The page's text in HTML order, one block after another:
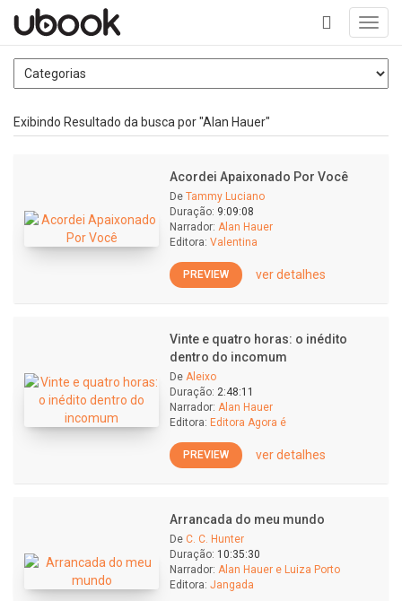
+
Exibindo Resultado da busca por "Alan Hauer"
Acordei Apaixonado Por Você
De Tammy Luciano
Duração: 9:09:08
Narrador: Alan Hauer
Editora: Valentina
PREVIEW ver detalhes
Vinte e quatro horas: o inédito
dentro do incomum
De Aleixo
Duração: 2:48:11
Narrador: Alan Hauer
Editora: Editora Agora é
PREVIEW ver detalhes
Arrancada do meu mundo
De C. C. Hunter
Duração: 10:35:30
Narrador: Alan Hauer e Luiza Porto
Editora: Jangada